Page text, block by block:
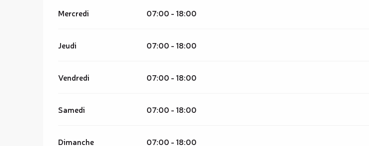
Mercredi 07:00 - 18:00
Jeudi 07:00 - 18:00
Vendredi 07:00 - 18:00
Samedi 07:00 - 18:00
Dimanche 07:00 - 18:00